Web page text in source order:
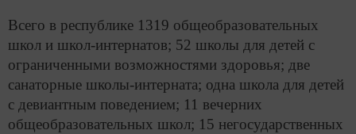
Всего в республике 1319 общеобразовательных
школ и школ-интернатов; 52 школы для детей с
ограниченными возможностями здоровья; две
санаторные школы-интерната; одна школа для детей
с девиантным поведением; 11 вечерних
общеобразовательных школ; 15 негосударственных